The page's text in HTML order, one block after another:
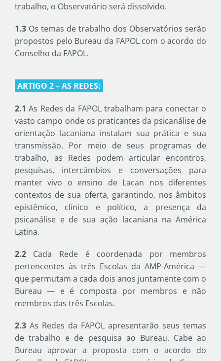
trabalho, o Observatório será dissolvido.
1.3Os temas de trabalho dos Observatórios serão
propostos pelo Bureau da FAPOL com o acordo do
Conselho da FAPOL.
ARTIGO 2 – AS REDES:
2.1 As Redes da FAPOL trabalham para conectar o
vasto campo onde os praticantes da psicanálise de
orientação lacaniana instalam sua prática e sua
transmissão. Por meio de seus programas de
trabalho, as Redes podem articular encontros,
pesquisas, intercâmbios e conversações para
manter vivo o ensino de Lacan nos diferentes
contextos de sua oferta, garantindo, nos âmbitos
epistêmico, clínico e político, a presença da
psicanálise e de sua ação lacaniana na América
Latina.
2.2Cada Rede é coordenada por membros
pertencentes às três Escolas da AMP-América —
que permutam a cada dois anos juntamente com o
Bureau — e é composta por membros e não
membros das três Escolas.
2.3As Redes da FAPOL apresentarão seus temas
de trabalho e de pesquisa ao Bureau. Cabe ao
Bureau aprovar a proposta com o acordo do